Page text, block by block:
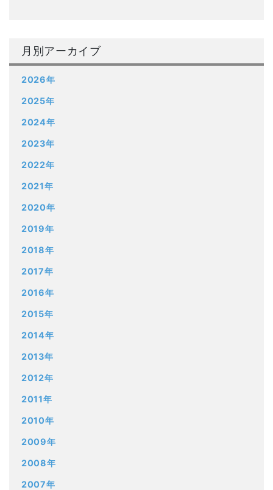
月別アーカイブ
2026年
2025年
2024年
2023年
2022年
2021年
2020年
2019年
2018年
2017年
2016年
2015年
2014年
2013年
2012年
2011年
2010年
2009年
2008年
2007年